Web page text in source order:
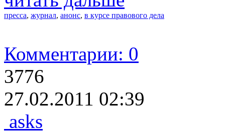
пресса, журнал, анонс, в курсе правового дела
Комментарии: 0
3776
27.02.2011 02:39
asks